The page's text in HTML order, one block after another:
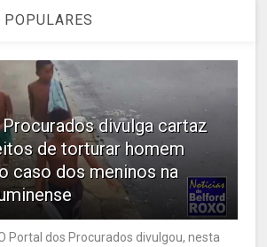
POPULARES
divulga cartaz
de torturar homem
caso dos meninos na
O Portal dos Procurados divulgou, nesta